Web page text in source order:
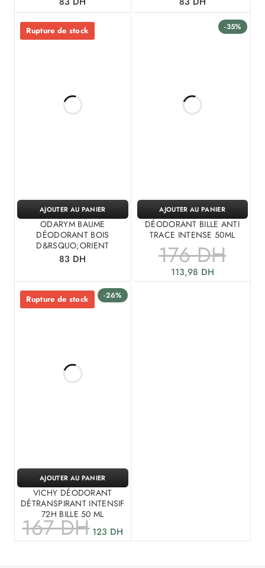
Rupture de stock
ODARYM BAUME
DÉODORANT BOIS
D&RSQUO;ORIENT
83 DH
AJOUTER AU PANIER
-35%
DÉODORANT BILLE ANTI
TRACE INTENSE 50ML
176DH
113,98 DH
AJOUTER AU PANIER
-26%
Rupture de stock
VICHY DÉODORANT
DÉTRANSPIRANT INTENSIF
72H BILLE 50 ML
167DH 123 DH
AJOUTER AU PANIER